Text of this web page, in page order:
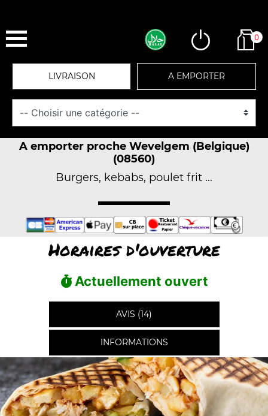
0
LIVRAISON A EMPORTER
A emporter proche Wevelgem (Belgique)
(08560)
Burgers, kebabs, poulet frit ...
Horaires d'ouverture
Actuellement ouvert
AVIS (14)
INFORMATIONS